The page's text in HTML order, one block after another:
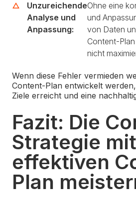
Unzureichende
Analyse und
Anpassung:
Ohne eine
und
von Daten
Content-
nicht
Wenn diese Fehler vermieden
Content-Plan entwickelt
Ziele erreicht und eine
Fazit: Die
Strategie
effektiven
Plan